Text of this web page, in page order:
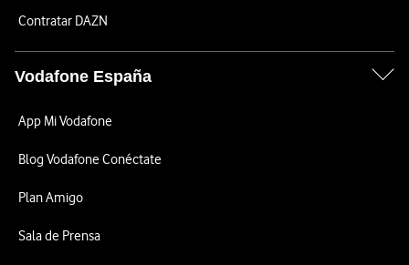
Contratar DAZN
Vodafone España
App Mi Vodafone
Blog Vodafone Conéctate
Plan Amigo
Sala de Prensa